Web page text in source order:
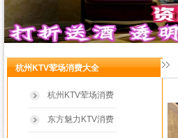
杭州KTV荤场消费大全
杭州KTV荤场消费
东方魅力KTV消费